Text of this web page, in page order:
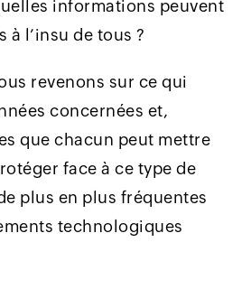
informations peuvent
à l’insu de tous ?
revenons sur ce qui
concernées et,
que chacun peut mettre
face à ce type de
plus en plus fréquentes
technologiques